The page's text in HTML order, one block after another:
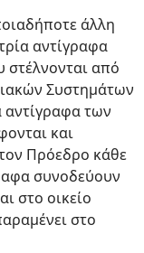
άλλη
αντίγραφα
από
Συστημάτων
αντίγραφα των
και
Πρόεδρο κάθε
συνοδεύουν
στο οικείο
στο